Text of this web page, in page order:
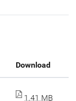
Download
1.41 MB